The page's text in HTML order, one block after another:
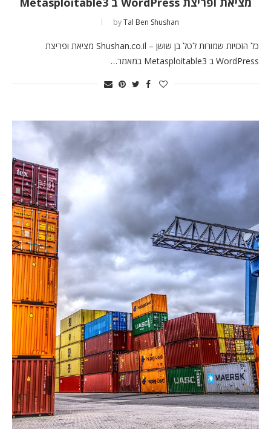
byTal Ben Shushan
כל הזכויות שמורות לטל בן שושן – Shushan.co.il מציאת ופריצת
WordPress ב Metasploitable3 במאמר…